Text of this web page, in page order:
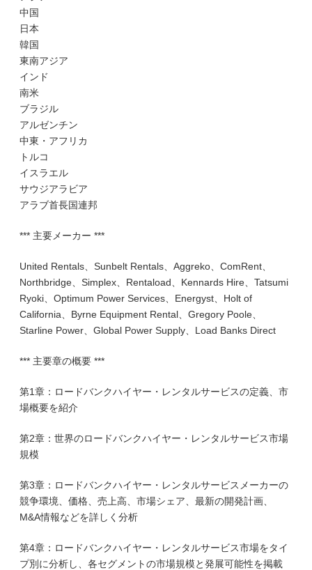
中国
日本
韓国
東南アジア
インド
南米
ブラジル
アルゼンチン
中東・アフリカ
トルコ
イスラエル
サウジアラビア
アラブ首長国連邦
*** 主要メーカー ***
United Rentals、Sunbelt Rentals、Aggreko、ComRent、
Northbridge、Simplex、Rentaload、Kennards Hire、Tatsumi
Ryoki、Optimum Power Services、Energyst、Holt of
California、Byrne Equipment Rental、Gregory Poole、
Starline Power、Global Power Supply、Load Banks Direct
*** 主要章の概要 ***
第1章：ロードバンクハイヤー・レンタルサービスの定義、市
場概要を紹介
第2章：世界のロードバンクハイヤー・レンタルサービス市場
規模
第3章：ロードバンクハイヤー・レンタルサービスメーカーの
競争環境、価格、売上高、市場シェア、最新の開発計画、
M&A情報などを詳しく分析
第4章：ロードバンクハイヤー・レンタルサービス市場をタイ
プ別に分析し、各セグメントの市場規模と発展可能性を掲載